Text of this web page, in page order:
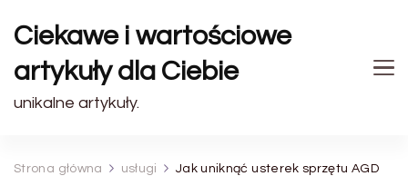
Ciekawe i wartościowe
artykuły dla Ciebie
unikalne artykuły.
Strona główna usługi Jak uniknąć usterek sprzętu AGD